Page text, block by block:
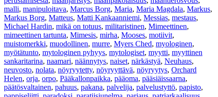
malli, manipuloitava, Marcus Borg, Maria, Maria Magdala, Markus,
Markus Borg, Matteus, Matti Kankaanniemi, Messias, mestaus,
Michael Hardin, mikä on totuus, militaristinen, Mimeettinen,
mimeettinen tartunta, Mimesis, mirha, Mooses, motiivit,
muistomerkki, muodollinen, murre, Myers Ched, myologinen,
myötätunto, mytologinen pyhyys, mytologiset, myytti, myyttinen
sankaritarina, naamari, näännytys, naiset, närkästyä, Neuhaus,
neuvosto, nolata, nöyryytetty, nöyryyttävä, nöyryytys, Orchard
Helen, orja, orpo, Pääkallonpaikka, pääoma, pääsiäissaarna,
päätösvaltainen, pahuus, pakana, palvelija, palvelustyttö, papisto,